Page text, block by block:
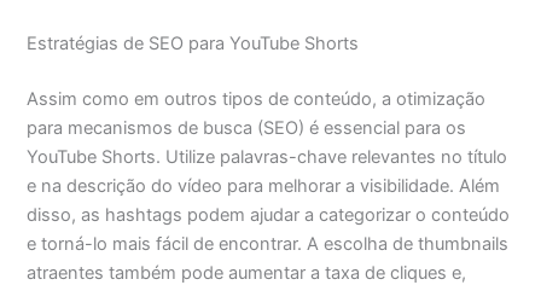
Estratégias de SEO para YouTube Shorts
Assim como em outros tipos de conteúdo, a otimização
para mecanismos de busca (SEO) é essencial para os
YouTube Shorts. Utilize palavras-chave relevantes no título
e na descrição do vídeo para melhorar a visibilidade. Além
disso, as hashtags podem ajudar a categorizar o conteúdo
e torná-lo mais fácil de encontrar. A escolha de thumbnails
atraentes também pode aumentar a taxa de cliques e,